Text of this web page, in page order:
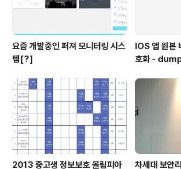
요즘 개발중인 퍼져 모니터링 시스
템[?]
IOS 앱 원본
호화 -
2013 중고생 정보보호 올림피아 차세대 보안